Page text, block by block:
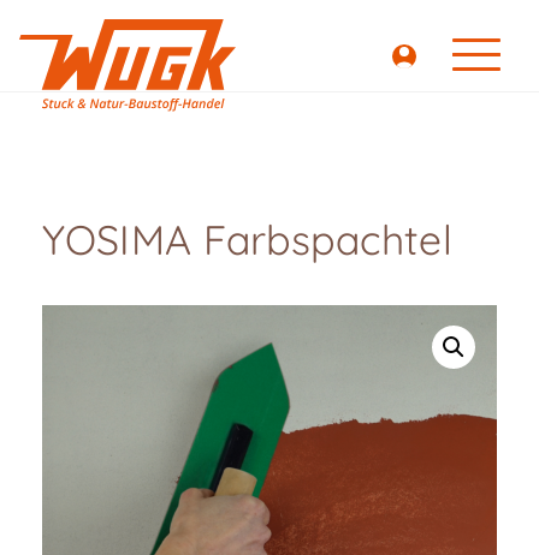
YOSIMA Farbspachtel